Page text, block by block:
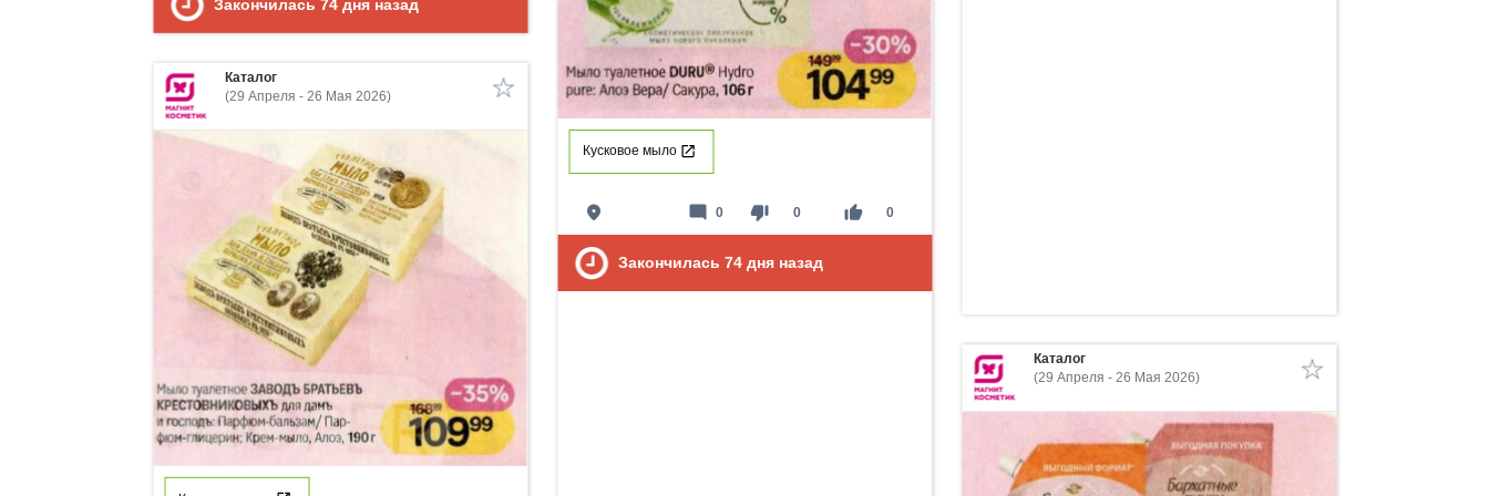
Закончилась 74 дня назад
Кусковое мыло
place thumb_down 0 thumb_up 0
mode_comment 0
Закончилась 74 дня назад
Каталог
(29 Апреля - 26 Мая 2026)
Каталог
(29 Апреля - 26 Мая 2026)